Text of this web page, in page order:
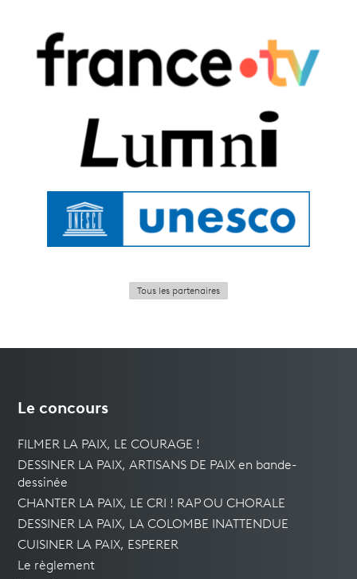
Tous les partenaires
Le concours
FILMER LA PAIX, LE COURAGE !
DESSINER LA PAIX, ARTISANS DE PAIX en bande-
dessinée
CHANTER LA PAIX, LE CRI ! RAP OU CHORALE
DESSINER LA PAIX, LA COLOMBE INATTENDUE
CUISINER LA PAIX, ESPERER
Le règlement